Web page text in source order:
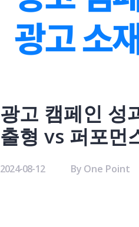
광고 캠페인 성
출형 vs 퍼포먼
2024-08-12 By One Point